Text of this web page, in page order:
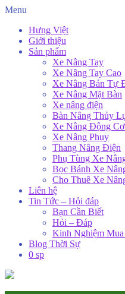
Menu
Hưng Việt
Giới thiệu
Sản phẩm
Xe Nâng Tay
Xe Nâng Tay Cao
Xe Nâng Bán Tự
Xe Nâng Mặt Bàn
Xe nâng điện
Bàn Nâng Thủy
Xe Nâng Động
Xe Nâng Phuy
Thang Nâng Điện
Phụ Tùng Xe
Bọc Bánh Xe
Cho Thuê Xe
Liên hệ
Tin Tức – Hỏi đáp
Bạn Cần Biết
Hỏi – Đáp
Kinh Nghiệm
Blog Thời Sự
0 sp